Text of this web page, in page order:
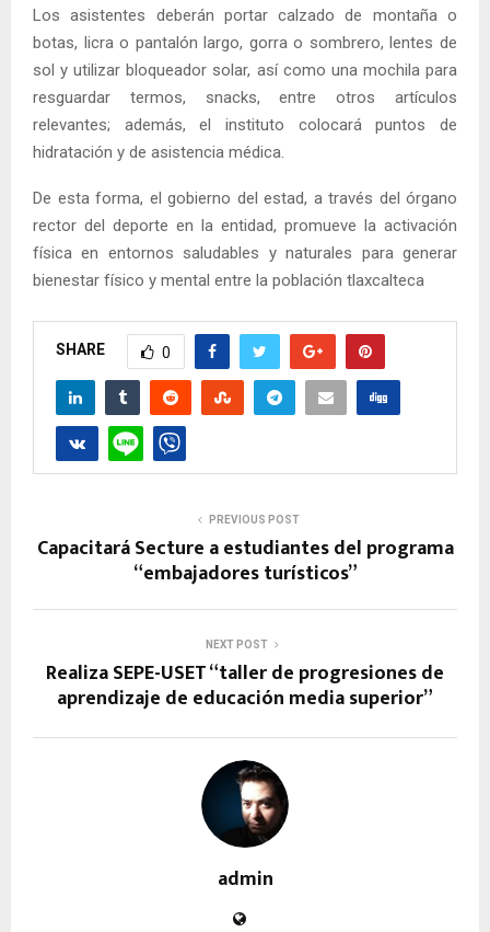
Los asistentes deberán portar calzado de montaña o
botas, licra o pantalón largo, gorra o sombrero, lentes de
sol y utilizar bloqueador solar, así como una mochila para
resguardar termos, snacks, entre otros artículos
relevantes; además, el instituto colocará puntos de
hidratación y de asistencia médica.
De esta forma, el gobierno del estad, a través del órgano
rector del deporte en la entidad, promueve la activación
física en entornos saludables y naturales para generar
bienestar físico y mental entre la población tlaxcalteca
SHARE 0
PREVIOUS POST
Capacitará Secture a estudiantes del programa
“embajadores turísticos”
NEXT POST
Realiza SEPE-USET “taller de progresiones de
aprendizaje de educación media superior”
admin